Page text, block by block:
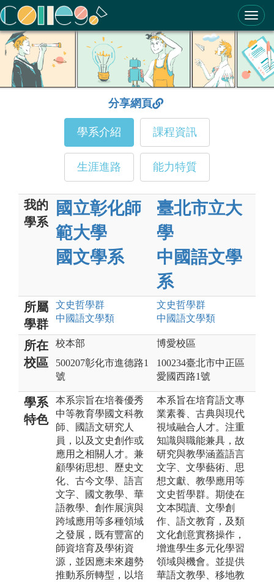
ColleGo! 大學選才與高中育才輔助系統
分享網頁
學系介紹 課程資訊
生涯進路 能力特質
我的
學系
國立彰化師
範大學
國文學系
臺北市立大
學
中國語文學
系
所屬
學群
文史哲學群
中國語文學類
文史哲學群
中國語文學類
所在
校區
校本部
500207彰化市進德路1
號
博愛校區
100234臺北市中正區
愛國西路1號
學系
特色
本系宗旨在培養優秀
中等教育學國文科教
師、國語文研究人
員，以及文史創作或
應用之相關人才。兼
顧學術思想、歷史文
化、古今文學、語言
文字、國文教學、華
語教學、創作展演與
跨域應用等多種領域
之發展，既有豐富的
師資培育及學術資
源，並因應未來趨勢
推動系所轉型，以培
本系旨在培育語文專
業素養、古典與現代
視域融合人才。注重
知識與職能兼具，故
研究與教學涵蓋語言
文字、文學藝術、思
想文獻、教學應用等
文史哲學群。期使在
文本閱讀、文學創
作、語文教育，及類
文化創意實務操作，
增進學生多元化學習
領域與機會。並提供
華語文教學、移地教